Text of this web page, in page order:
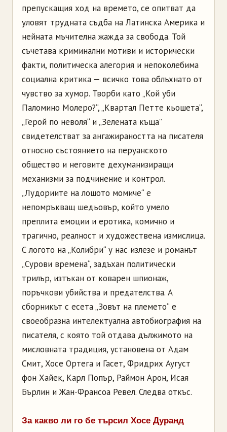
препускащия ход на времето, се опитват да
уловят трудната съдба на Латинска Америка и
нейната мъчителна жажда за свобода. Той
съчетава криминални мотиви и исторически
факти, политическа алегория и непоколебима
социална критика — всичко това облъхнато от
чувство за хумор. Творби като „Кой уби
Паломино Молеро?“, „Квартал Петте кьошета“,
„Герой по неволя“ и „Зелената къща”
свидетелстват за ангажираността на писателя
относно състоянието на перуанското
общество и неговите дехуманизиращи
механизми за подчинение и контрол.
„Лудориите на лошото момиче“ е
непомръкващ шедьовър, който умело
преплита емоции и еротика, комично и
трагично, реалност и художествена измислица.
С логото на „Колибри“ у нас излезе и романът
„Сурови времена“, задъхан политически
трилър, изтъкан от коварен шпионаж,
поръчкови убийства и предателства. А
сборникът с есета „Зовът на племето“ е
своеобразна интелектуална автобиография на
писателя, с която той отдава дължимото на
мисловната традиция, установена от Адам
Смит, Хосе Ортега и Гасет, Фридрих Аугуст
фон Хайек, Карл Попър, Раймон Арон, Исая
Бърлин и Жан-Франсоа Ревел. Следва откъс.
За какво ли го бе търсил Хосе Дуранд